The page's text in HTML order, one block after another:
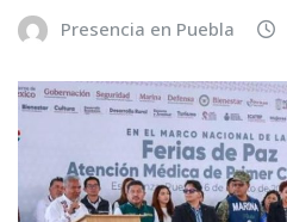
Presencia en Puebla